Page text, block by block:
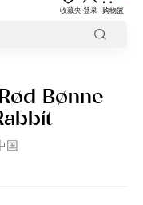
收藏夹登录 购物篮
Bønne
国